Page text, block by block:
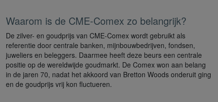
Waarom is de CME-Comex zo belangrijk?
De zilver- en goudprijs van CME-Comex wordt gebruikt als
referentie door centrale banken, mijnbouwbedrijven, fondsen,
juweliers en beleggers. Daarmee heeft deze beurs een centrale
positie op de wereldwijde goudmarkt. De Comex won aan belang
in de jaren 70, nadat het akkoord van Bretton Woods onderuit ging
en de goudprijs vrij kon fluctueren.